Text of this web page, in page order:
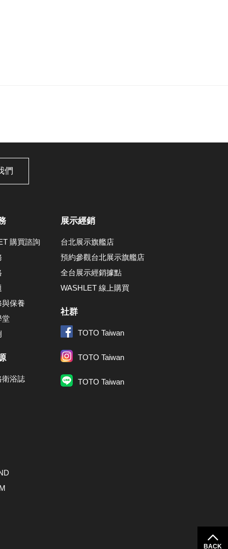
們
購買諮詢
保養
堂
衛浴誌
展示經銷
台北展示旗艦店
預約參觀台北展示旗艦店
全台展示經銷據點
WASHLET 線上購買
社群
TOTO Taiwan
TOTO Taiwan
TOTO Taiwan
BACK